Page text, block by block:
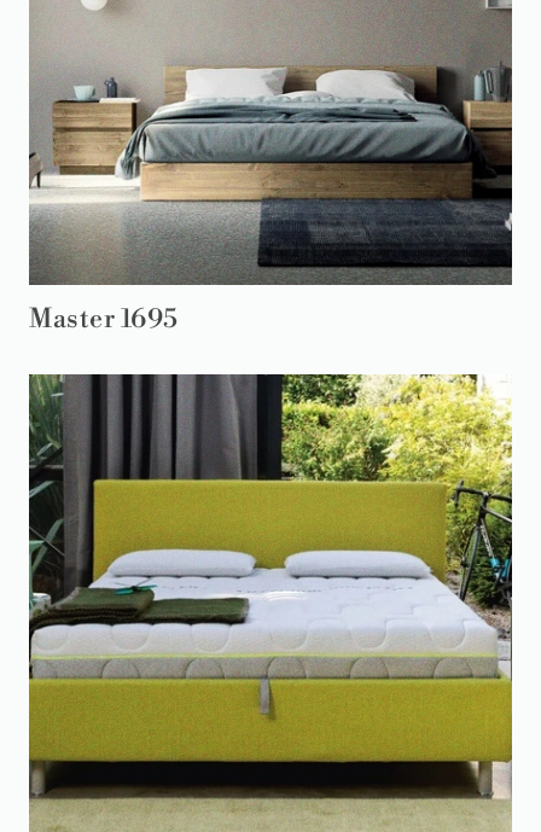
Master 1695